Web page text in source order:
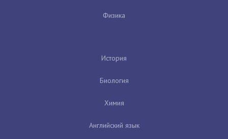
Физика
История
Биология
Химия
Английский язык